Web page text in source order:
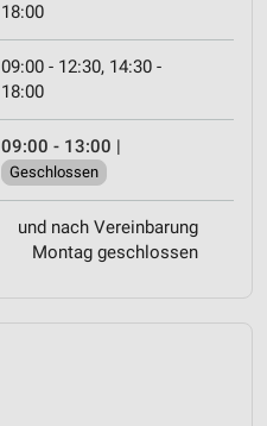
18:00
09:00 - 12:30, 14:30 -
18:00
09:00 - 13:00 |
Geschlossen
und nach Vereinbarung
Montag geschlossen